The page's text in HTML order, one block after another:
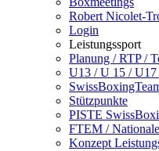
Robert Nicolet-
Login
Leistungssport
Planung / RTP /
U13 / U 15 /
Stützpunkte
PISTE
FTEM /
Konzept